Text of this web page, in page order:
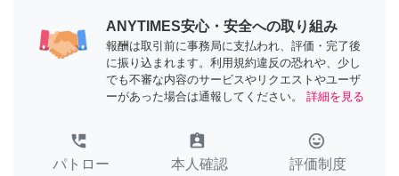
ANYTIMES安心・安全への取り組み
報酬は取引前に事務局に支払われ、評価・完了後
に振り込まれます。利用規約違反の恐れや、少し
でも不審な内容のサービスやリクエストやユーザ
ーがあった場合は通報してください。
詳細を見る
perm_phone_msg
パトロー
assignment_ind
本人確認
tag_faces
評価制度